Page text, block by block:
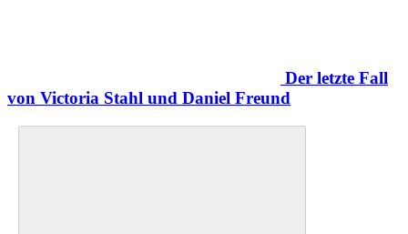
Der letzte Fall
von Victoria Stahl und Daniel Freund